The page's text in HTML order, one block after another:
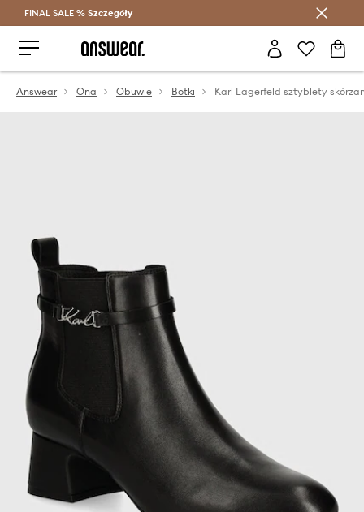
Oszczędzaj z Answear Club >
FINAL SALE % Szczegóły
Answear Ona Obuwie Botki